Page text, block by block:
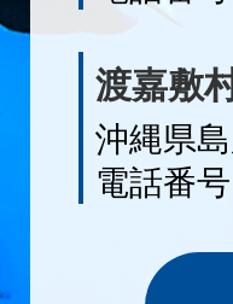
渡嘉敷
沖縄県
電話番号